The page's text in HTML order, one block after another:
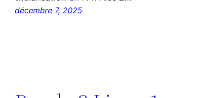
décembre 7, 2025